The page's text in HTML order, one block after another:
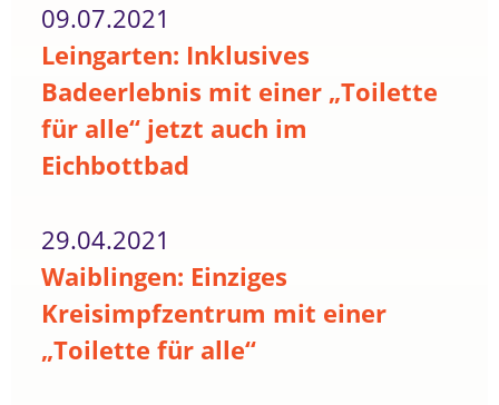
09.07.2021
Leingarten: Inklusives
Badeerlebnis mit einer „Toilette
für alle“ jetzt auch im
Eichbottbad
29.04.2021
Waiblingen: Einziges
Kreisimpfzentrum mit einer
„Toilette für alle“